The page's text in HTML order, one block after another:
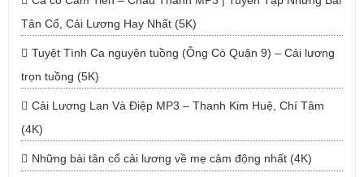
Tân Cổ, Cải Lương Hay Nhất (5K)
Tuyệt Tình Ca nguyên tuồng (Ông Cò Quận 9) – Cải lương
trọn tuồng (5K)
Cải Lương Lan Và Điệp MP3 – Thanh Kim Huệ, Chí Tâm
(4K)
Những bài tân cổ cải lương về mẹ cảm động nhất (4K)